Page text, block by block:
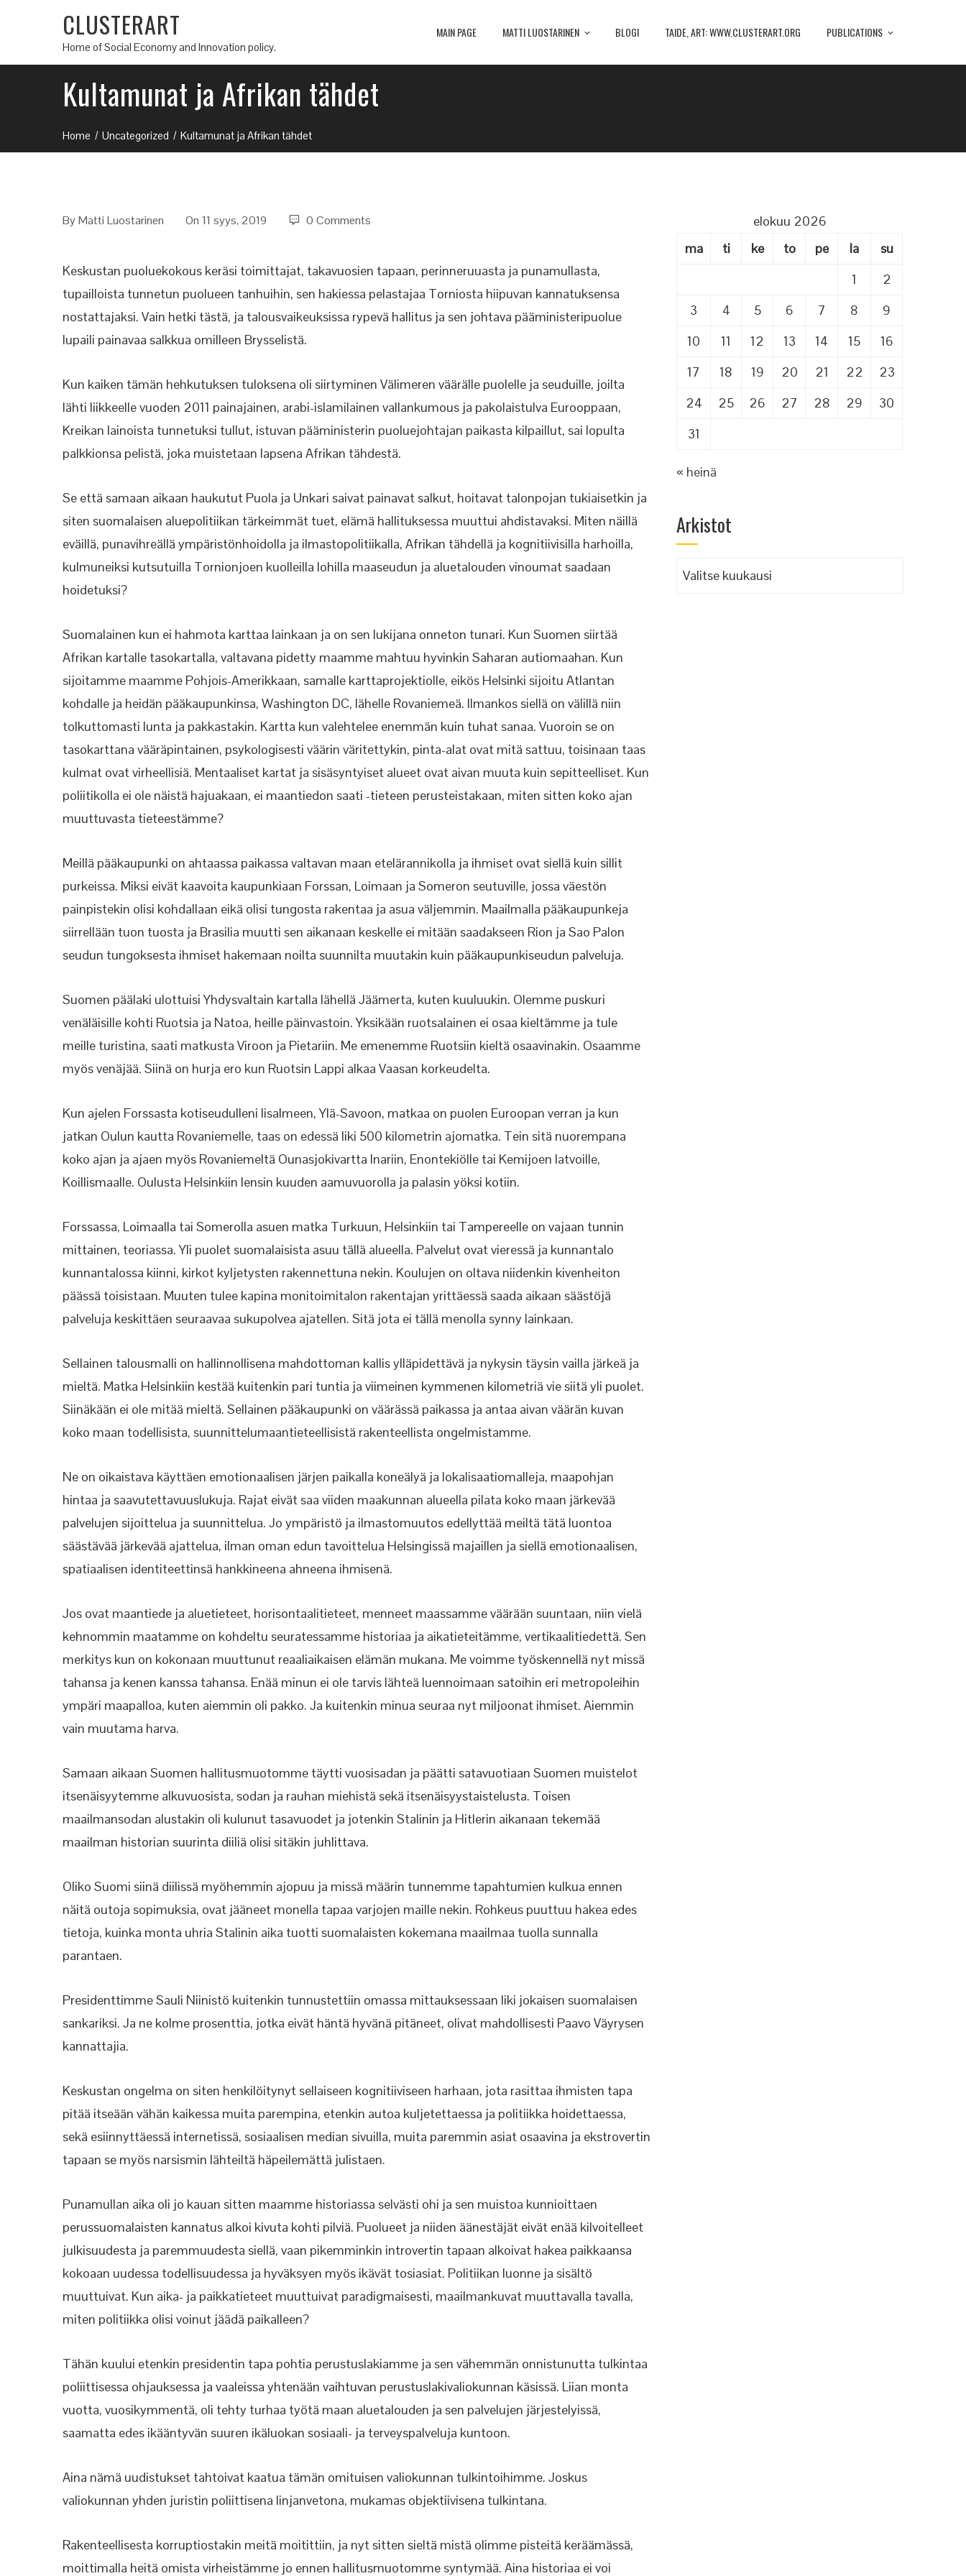
CLUSTERART
Home of Social Economy and Innovation policy.
MAIN PAGE MATTI LUOSTARINEN BLOGI TAIDE, ART: WWW.CLUSTERART.ORG PUBLICATIONS
Kultamunat ja Afrikan tähdet
Home Uncategorized Kultamunat ja Afrikan tähdet
ByMatti Luostarinen On 11 syys, 2019 0 Comments
Keskustan puoluekokous keräsi toimittajat, takavuosien tapaan, perinneruuasta ja punamullasta,
tupailloista tunnetun puolueen tanhuihin, sen hakiessa pelastajaa Torniosta hiipuvan kannatuksensa
nostattajaksi. Vain hetki tästä, ja talousvaikeuksissa rypevä hallitus ja sen johtava pääministeripuolue
lupaili painavaa salkkua omilleen Brysselistä.
Kun kaiken tämän hehkutuksen tuloksena oli siirtyminen Välimeren väärälle puolelle ja seuduille, joilta
lähti liikkeelle vuoden 2011 painajainen, arabi-islamilainen vallankumous ja pakolaistulva Eurooppaan,
Kreikan lainoista tunnetuksi tullut, istuvan pääministerin puoluejohtajan paikasta kilpaillut, sai lopulta
palkkionsa pelistä, joka muistetaan lapsena Afrikan tähdestä.
Se että samaan aikaan haukutut Puola ja Unkari saivat painavat salkut, hoitavat talonpojan tukiaisetkin ja
siten suomalaisen aluepolitiikan tärkeimmät tuet, elämä hallituksessa muuttui ahdistavaksi. Miten näillä
eväillä, punavihreällä ympäristönhoidolla ja ilmastopolitiikalla, Afrikan tähdellä ja kognitiivisilla harhoilla,
kulmuneiksi kutsutuilla Tornionjoen kuolleilla lohilla maaseudun ja aluetalouden vinoumat saadaan
hoidetuksi?
Suomalainen kun ei hahmota karttaa lainkaan ja on sen lukijana onneton tunari. Kun Suomen siirtää
Afrikan kartalle tasokartalla, valtavana pidetty maamme mahtuu hyvinkin Saharan autiomaahan. Kun
sijoitamme maamme Pohjois-Amerikkaan, samalle karttaprojektiolle, eikös Helsinki sijoitu Atlantan
kohdalle ja heidän pääkaupunkinsa, Washington DC, lähelle Rovaniemeä. Ilmankos siellä on välillä niin
tolkuttomasti lunta ja pakkastakin. Kartta kun valehtelee enemmän kuin tuhat sanaa. Vuoroin se on
tasokarttana vääräpintainen, psykologisesti väärin väritettykin, pinta-alat ovat mitä sattuu, toisinaan taas
kulmat ovat virheellisiä. Mentaaliset kartat ja sisäsyntyiset alueet ovat aivan muuta kuin sepitteelliset. Kun
poliitikolla ei ole näistä hajuakaan, ei maantiedon saati -tieteen perusteistakaan, miten sitten koko ajan
muuttuvasta tieteestämme?
Meillä pääkaupunki on ahtaassa paikassa valtavan maan etelärannikolla ja ihmiset ovat siellä kuin sillit
purkeissa. Miksi eivät kaavoita kaupunkiaan Forssan, Loimaan ja Someron seutuville, jossa väestön
painpistekin olisi kohdallaan eikä olisi tungosta rakentaa ja asua väljemmin. Maailmalla pääkaupunkeja
siirrellään tuon tuosta ja Brasilia muutti sen aikanaan keskelle ei mitään saadakseen Rion ja Sao Palon
seudun tungoksesta ihmiset hakemaan noilta suunnilta muutakin kuin pääkaupunkiseudun palveluja.
Suomen päälaki ulottuisi Yhdysvaltain kartalla lähellä Jäämerta, kuten kuuluukin. Olemme puskuri
venäläisille kohti Ruotsia ja Natoa, heille päinvastoin. Yksikään ruotsalainen ei osaa kieltämme ja tule
meille turistina, saati matkusta Viroon ja Pietariin. Me emenemme Ruotsiin kieltä osaavinakin. Osaamme
myös venäjää. Siinä on hurja ero kun Ruotsin Lappi alkaa Vaasan korkeudelta.
Kun ajelen Forssasta kotiseudulleni Iisalmeen, Ylä-Savoon, matkaa on puolen Euroopan verran ja kun
jatkan Oulun kautta Rovaniemelle, taas on edessä liki 500 kilometrin ajomatka. Tein sitä nuorempana
koko ajan ja ajaen myös Rovaniemeltä Ounasjokivartta Inariin, Enontekiölle tai Kemijoen latvoille,
Koillismaalle. Oulusta Helsinkiin lensin kuuden aamuvuorolla ja palasin yöksi kotiin.
Forssassa, Loimaalla tai Somerolla asuen matka Turkuun, Helsinkiin tai Tampereelle on vajaan tunnin
mittainen, teoriassa. Yli puolet suomalaisista asuu tällä alueella. Palvelut ovat vieressä ja kunnantalo
kunnantalossa kiinni, kirkot kyljetysten rakennettuna nekin. Koulujen on oltava niidenkin kivenheiton
päässä toisistaan. Muuten tulee kapina monitoimitalon rakentajan yrittäessä saada aikaan säästöjä
palveluja keskittäen seuraavaa sukupolvea ajatellen. Sitä jota ei tällä menolla synny lainkaan.
Sellainen talousmalli on hallinnollisena mahdottoman kallis ylläpidettävä ja nykysin täysin vailla järkeä ja
mieltä. Matka Helsinkiin kestää kuitenkin pari tuntia ja viimeinen kymmenen kilometriä vie siitä yli puolet.
Siinäkään ei ole mitää mieltä. Sellainen pääkaupunki on väärässä paikassa ja antaa aivan väärän kuvan
koko maan todellisista, suunnittelumaantieteellisistä rakenteellista ongelmistamme.
Ne on oikaistava käyttäen emotionaalisen järjen paikalla koneälyä ja lokalisaatiomalleja, maapohjan
hintaa ja saavutettavuuslukuja. Rajat eivät saa viiden maakunnan alueella pilata koko maan järkevää
palvelujen sijoittelua ja suunnittelua. Jo ympäristö ja ilmastomuutos edellyttää meiltä tätä luontoa
säästävää järkevää ajattelua, ilman oman edun tavoittelua Helsingissä majaillen ja siellä emotionaalisen,
spatiaalisen identiteettinsä hankkineena ahneena ihmisenä.
Jos ovat maantiede ja aluetieteet, horisontaalitieteet, menneet maassamme väärään suuntaan, niin vielä
kehnommin maatamme on kohdeltu seuratessamme historiaa ja aikatieteitämme, vertikaalitiedettä. Sen
merkitys kun on kokonaan muuttunut reaaliaikaisen elämän mukana. Me voimme työskennellä nyt missä
tahansa ja kenen kanssa tahansa. Enää minun ei ole tarvis lähteä luennoimaan satoihin eri metropoleihin
ympäri maapalloa, kuten aiemmin oli pakko. Ja kuitenkin minua seuraa nyt miljoonat ihmiset. Aiemmin
vain muutama harva.
Samaan aikaan Suomen hallitusmuotomme täytti vuosisadan ja päätti satavuotiaan Suomen muistelot
itsenäisyytemme alkuvuosista, sodan ja rauhan miehistä sekä itsenäisyystaistelusta. Toisen
maailmansodan alustakin oli kulunut tasavuodet ja jotenkin Stalinin ja Hitlerin aikanaan tekemää
maailman historian suurinta diiliä olisi sitäkin juhlittava.
Oliko Suomi siinä diilissä myöhemmin ajopuu ja missä määrin tunnemme tapahtumien kulkua ennen
näitä outoja sopimuksia, ovat jääneet monella tapaa varjojen maille nekin. Rohkeus puuttuu hakea edes
tietoja, kuinka monta uhria Stalinin aika tuotti suomalaisten kokemana maailmaa tuolla sunnalla
parantaen.
Presidenttimme Sauli Niinistö kuitenkin tunnustettiin omassa mittauksessaan liki jokaisen suomalaisen
sankariksi. Ja ne kolme prosenttia, jotka eivät häntä hyvänä pitäneet, olivat mahdollisesti Paavo Väyrysen
kannattajia.
Keskustan ongelma on siten henkilöitynyt sellaiseen kognitiiviseen harhaan, jota rasittaa ihmisten tapa
pitää itseään vähän kaikessa muita parempina, etenkin autoa kuljetettaessa ja politiikka hoidettaessa,
sekä esiinnyttäessä internetissä, sosiaalisen median sivuilla, muita paremmin asiat osaavina ja ekstrovertin
tapaan se myös narsismin lähteiltä häpeilemättä julistaen.
Punamullan aika oli jo kauan sitten maamme historiassa selvästi ohi ja sen muistoa kunnioittaen
perussuomalaisten kannatus alkoi kivuta kohti pilviä. Puolueet ja niiden äänestäjät eivät enää kilvoitelleet
julkisuudesta ja paremmuudesta siellä, vaan pikemminkin introvertin tapaan alkoivat hakea paikkaansa
kokoaan uudessa todellisuudessa ja hyväksyen myös ikävät tosiasiat. Politiikan luonne ja sisältö
muuttuivat. Kun aika- ja paikkatieteet muuttuivat paradigmaisesti, maailmankuvat muuttavalla tavalla,
miten politiikka olisi voinut jäädä paikalleen?
Tähän kuului etenkin presidentin tapa pohtia perustuslakiamme ja sen vähemmän onnistunutta tulkintaa
poliittisessa ohjauksessa ja vaaleissa yhtenään vaihtuvan perustuslakivaliokunnan käsissä. Liian monta
vuotta, vuosikymmentä, oli tehty turhaa työtä maan aluetalouden ja sen palvelujen järjestelyissä,
saamatta edes ikääntyvän suuren ikäluokan sosiaali- ja terveyspalveluja kuntoon.
Aina nämä uudistukset tahtoivat kaatua tämän omituisen valiokunnan tulkintoihimme. Joskus
valiokunnan yhden juristin poliittisena linjanvetona, mukamas objektiivisena tulkintana.
Rakenteellisesta korruptiostakin meitä moitittiin, ja nyt sitten sieltä mistä olimme pisteitä keräämässä,
moittimalla heitä omista virheistämme jo ennen hallitusmuotomme syntymää. Aina historiaa ei voi
elokuu 2026
ma
ti ke to pe la
su
1
2
3
4 5 6 7 8
9
10
11 12 13 14 15
16
17
18 19 20 21 22
23
24
25 26 27 28 29
30
31
« heinä
Arkistot
Arkistot